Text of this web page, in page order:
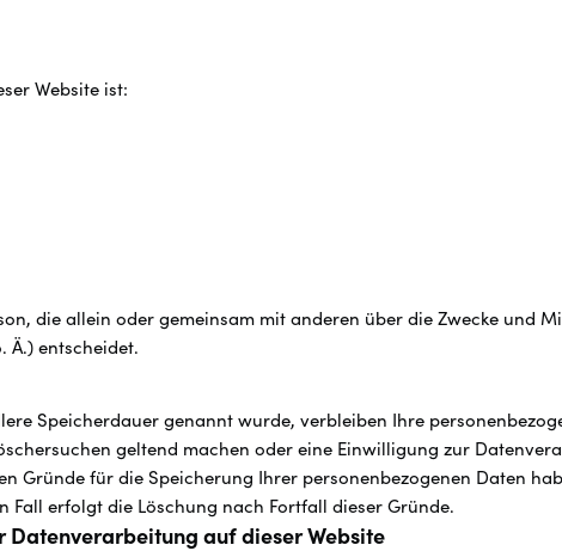
Website ist:
die allein oder gemeinsam mit anderen über die Zwecke und
Ä.) entscheidet.
Speicherdauer genannt wurde, verbleiben Ihre
geltend machen oder eine Einwilligung zur
Gründe für die Speicherung Ihrer personenbezogenen Daten
erfolgt die Löschung nach Fortfall dieser Gründe.
Datenverarbeitung auf dieser Website